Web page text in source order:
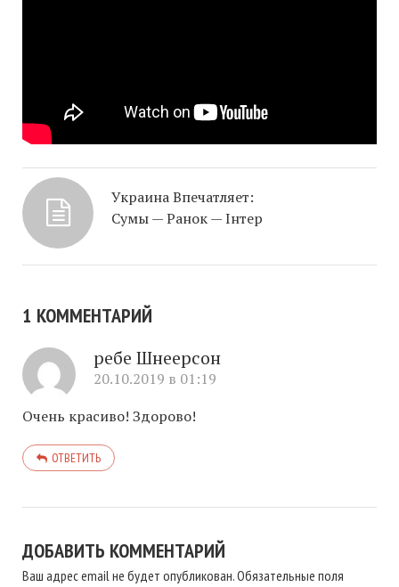
Украина Впечатляет:
Сумы — Ранок — Інтер
1 КОММЕНТАРИЙ
ребе Шнеерсон
20.10.2019 в 01:19
Очень красиво! Здорово!
ОТВЕТИТЬ
ДОБАВИТЬ КОММЕНТАРИЙ
Ваш адрес email не будет опубликован.Обязательные поля